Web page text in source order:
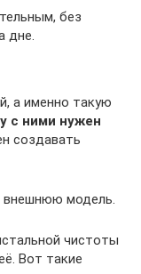
без
дне.
а именно такую
с ними нужен
создавать
внешнюю модель.
чистоты
Вот такие